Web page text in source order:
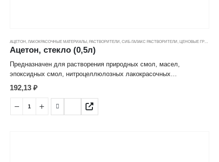
АЦЕТОН ЛАКОКРАСОЧНЫЕ МАТЕРИАЛЫ РАСТВОРИТЕЛИ СИБ-ГАЛАКС РАСТВОРИТЕЛИ ЦЕНОВЫЕ ГРУППЫ
Ацетон, стекло (0,5л)
Предназначен для растворения природных смол, масел,
эпоксидных смол, нитроцеллюлозных лакокрасочных
материалов, а также для очищения и обезжиривания
металлических поверхностей перед нанесением ЛКМ. Внимание:
Токсичен. Работать в хорошо проветриваемом помещении
192,13 ₽